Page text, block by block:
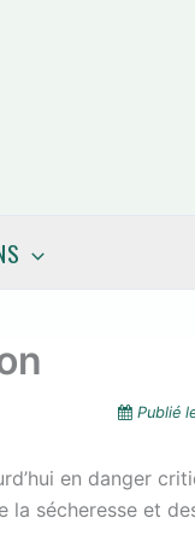
Publié
en danger
la sécheresse et